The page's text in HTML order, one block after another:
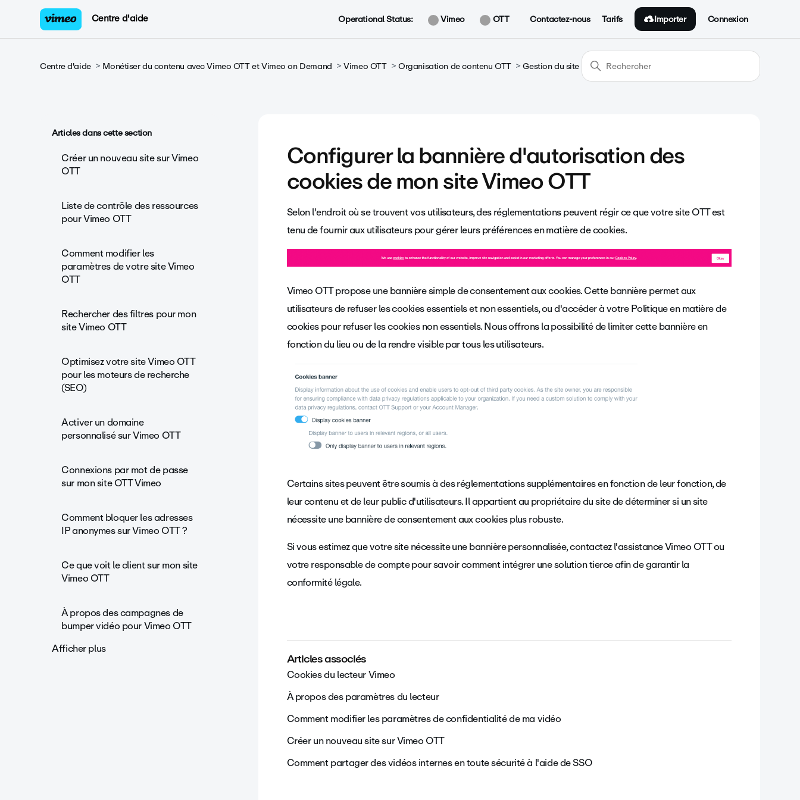
Centre d'aide Operational Status: Vimeo OTT Contactez-nous Tarifs Importer Connexion
Centre d'aide Monétiser du contenu avec Vimeo OTT et Vimeo on Demand Vimeo OTT Organisation de contenu OTT Gestion du site
Articles dans cette section
Créer un nouveau site sur Vimeo
OTT
Liste de contrôle des ressources
pour Vimeo OTT
Comment modifier les
paramètres de votre site Vimeo
OTT
Rechercher des filtres pour mon
site Vimeo OTT
Optimisez votre site Vimeo OTT
pour les moteurs de recherche
(SEO)
Activer un domaine
personnalisé sur Vimeo OTT
Connexions par mot de passe
sur mon site OTT Vimeo
Comment bloquer les adresses
IP anonymes sur Vimeo OTT ?
Ce que voit le client sur mon site
Vimeo OTT
À propos des campagnes de
bumper vidéo pour Vimeo OTT
Afficher plus
Configurer la bannière d'autorisation des
cookies de mon site Vimeo OTT
Selon l'endroit où se trouvent vos utilisateurs, des réglementations peuvent régir ce que votre site OTT est
tenu de fournir aux utilisateurs pour gérer leurs préférences en matière de cookies.
Vimeo OTT propose une bannière simple de consentement aux cookies. Cette bannière permet aux
utilisateurs de refuser les cookies essentiels et non essentiels, ou d'accéder à votre Politique en matière de
cookies pour refuser les cookies non essentiels. Nous offrons la possibilité de limiter cette bannière en
fonction du lieu ou de la rendre visible par tous les utilisateurs.
Certains sites peuvent être soumis à des réglementations supplémentaires en fonction de leur fonction, de
leur contenu et de leur public d'utilisateurs. Il appartient au propriétaire du site de déterminer si un site
nécessite une bannière de consentement aux cookies plus robuste.
Si vous estimez que votre site nécessite une bannière personnalisée, contactez l'assistance Vimeo OTT ou
votre responsable de compte pour savoir comment intégrer une solution tierce afin de garantir la
conformité légale.
Articles associés
Cookies du lecteur Vimeo
À propos des paramètres du lecteur
Comment modifier les paramètres de confidentialité de ma vidéo
Créer un nouveau site sur Vimeo OTT
Comment partager des vidéos internes en toute sécurité à l'aide de SSO